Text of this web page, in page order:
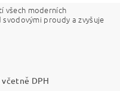
všech moderních
proudy a zvyšuje
513,32 Kč včetně DPH